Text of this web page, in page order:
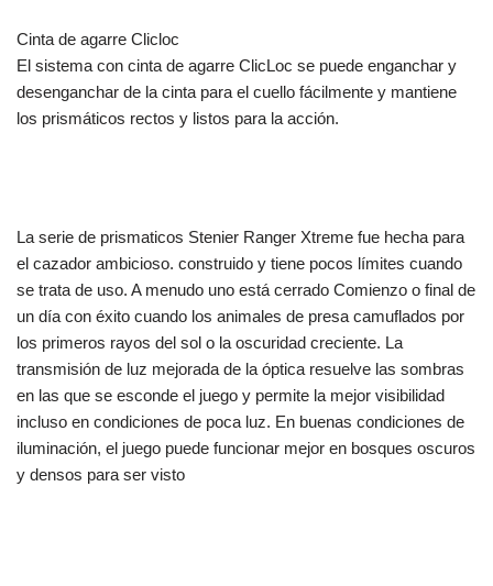
Cinta de agarre Clicloc
El sistema con cinta de agarre ClicLoc se puede enganchar y
desenganchar de la cinta para el cuello fácilmente y mantiene
los prismáticos rectos y listos para la acción.
La serie de prismaticos Stenier Ranger Xtreme fue hecha para
el cazador ambicioso. construido y tiene pocos límites cuando
se trata de uso. A menudo uno está cerrado Comienzo o final de
un día con éxito cuando los animales de presa camuflados por
los primeros rayos del sol o la oscuridad creciente. La
transmisión de luz mejorada de la óptica resuelve las sombras
en las que se esconde el juego y permite la mejor visibilidad
incluso en condiciones de poca luz. En buenas condiciones de
iluminación, el juego puede funcionar mejor en bosques oscuros
y densos para ser visto